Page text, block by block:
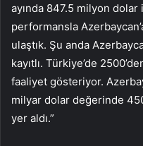
ayında 847.5 milyon
performansla
ulaştık. Şu anda
kayıtlı. Türkiye’de
faaliyet gösteriyor.
milyar dolar değerinde
yer aldı.”